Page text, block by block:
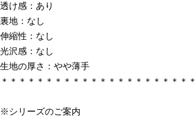
透け感：あり
裏地：なし
伸縮性：なし
光沢感：なし
生地の厚さ：やや薄手
＊＊＊＊＊＊＊＊＊＊＊＊＊＊＊＊＊＊＊＊＊＊
※シリーズのご案内